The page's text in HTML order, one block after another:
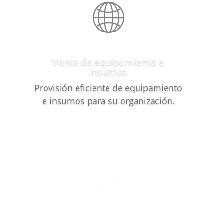
Venta de equipamiento e
insumos
Provisión eficiente de equipamiento
e insumos para su organización.